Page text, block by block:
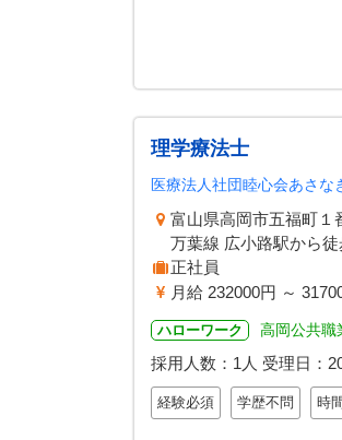
理学療法士
医療法人社団睦心会あさな
富山県高岡市五福町１
万葉線 広小路駅から徒
正社員
月給 232000円 ～
ハローワーク 高岡公共職
採用人数：1人 受理日：
経験必須 学歴不問 時